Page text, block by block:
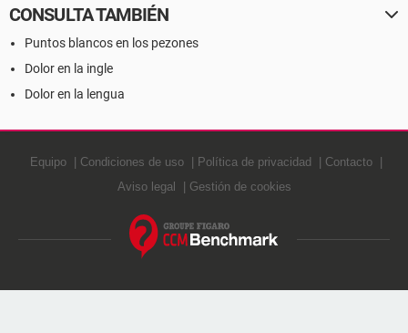
CONSULTA TAMBIÉN
Puntos blancos en los pezones
Dolor en la ingle
Dolor en la lengua
Equipo Condiciones de uso Política de privacidad
Contacto
Aviso legal
Gestión de cookies